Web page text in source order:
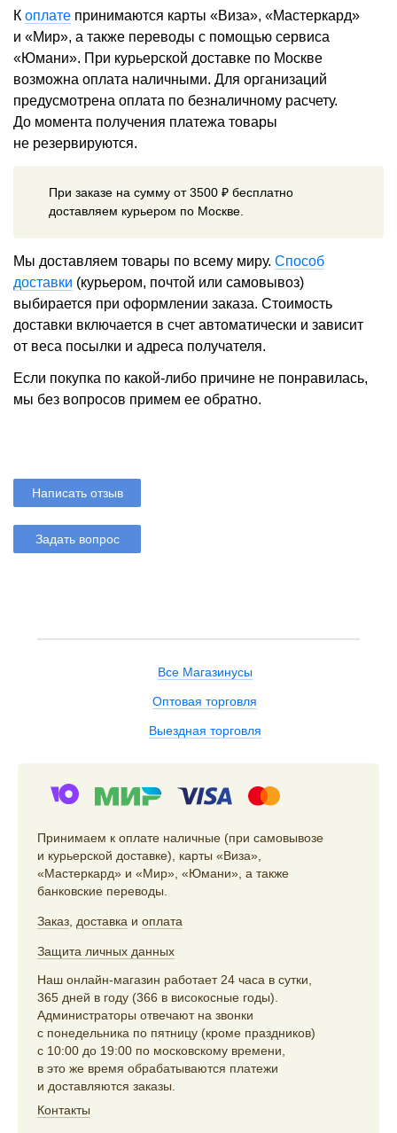
К оплате принимаются карты «Виза», «Мастеркард»
и «Мир», а также переводы с помощью сервиса
«Юмани». При курьерской доставке по Москве
возможна оплата наличными. Для организаций
предусмотрена оплата по безналичному расчету.
До момента получения платежа товары
не резервируются.
При заказе на сумму от 3500 ₽ бесплатно
доставляем курьером по Москве.
Мы доставляем товары по всему миру. Способ
доставки (курьером, почтой или самовывоз)
выбирается при оформлении заказа. Стоимость
доставки включается в счет автоматически и зависит
от веса посылки и адреса получателя.
Если покупка по какой-либо причине не понравилась,
мы без вопросов примем ее обратно.
Написать отзыв
Задать вопрос
Все Магазинусы
Оптовая торговля
Выездная торговля
Принимаем к оплате наличные (при самовывозе
и курьерской доставке), карты «Виза»,
«Мастеркард» и «Мир», «Юмани», а также
банковские переводы.
Заказ доставка и оплата
Защита личных данных
Наш онлайн-магазин работает 24 часа в сутки,
365 дней в году (366 в високосные годы).
Администраторы отвечают на звонки
с понедельника по пятницу (кроме праздников)
с 10:00 до 19:00 по московскому времени,
в это же время обрабатываются платежи
и доставляются заказы.
Контакты